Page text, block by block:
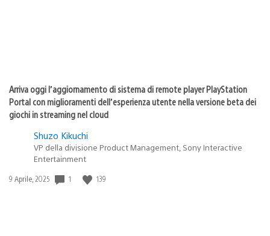
Arriva oggi l’aggiornamento di sistema di remote player PlayStation
Portal con miglioramenti dell’esperienza utente nella versione beta dei
giochi in streaming nel cloud
Shuzo Kikuchi
VP della divisione Product Management, Sony Interactive
Entertainment
Data
9 Aprile, 2025 1 139